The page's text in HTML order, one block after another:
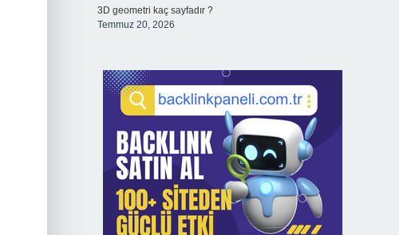
3D geometri kaç sayfadır ?
Temmuz 20, 2026